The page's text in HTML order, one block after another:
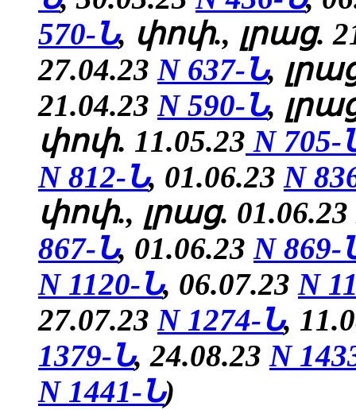
570-Ն, փոփ., լրաց.
27.04.23 N 637-Ն,
21.04.23 N 590-Ն,
փոփ. 11.05.23 N 705-
N 812-Ն, 01.06.23 N
փոփ., լրաց. 01.06.23
867-Ն, 01.06.23 N 869-
N 1120-Ն, 06.07.23 N
27.07.23 N 1274-Ն,
1379-Ն,24.08.23 N
N 1441-Ն)